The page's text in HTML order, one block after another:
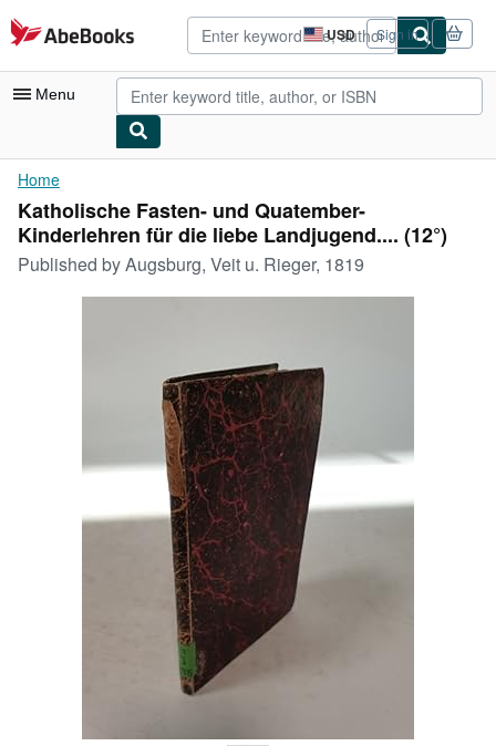
Skip to main content
AbeBooks.com USD
Site
shopping
preferences
Sign in
Menu
My Account
My Purchases
Advanced Search
Browse Collections
CLOSE
Home
Katholische Fasten- und Quatember-
Kinderlehren für die liebe Landjugend.... (12°)
Published byAugsburg, Veit u. Rieger, 1819